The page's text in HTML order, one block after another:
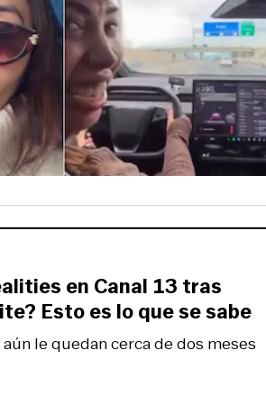
le quedan cerca de dos meses
en Canal 13 tras
Esto es lo que se sabe